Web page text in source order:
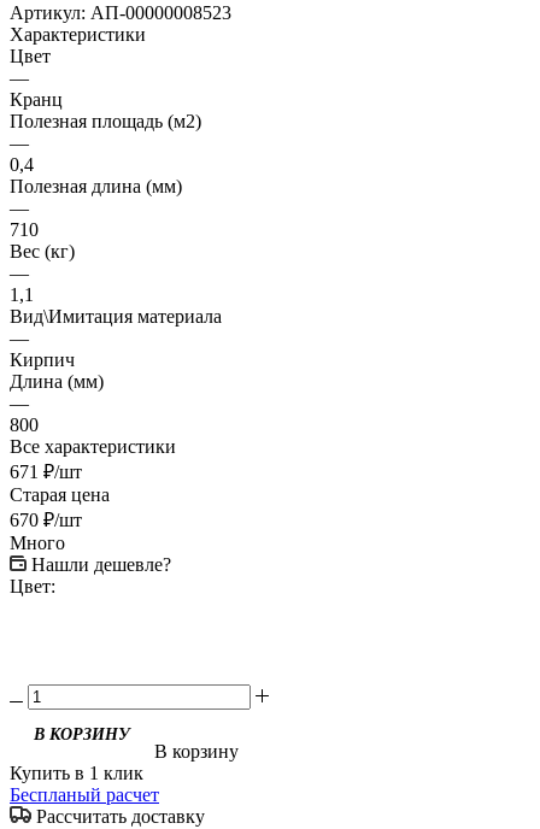
Артикул: АП-00000008523
Характеристики
Цвет
—
Кранц
Полезная площадь (м2)
—
0,4
Полезная длина (мм)
—
710
Вес (кг)
—
1,1
Вид\Имитация материала
—
Кирпич
Длина (мм)
—
800
Все характеристики
671 ₽/шт
Старая цена
670 ₽/шт
Много
Нашли дешевле?
Цвет:
В корзину
Купить в 1 клик
Беспланый расчет
Рассчитать доставку